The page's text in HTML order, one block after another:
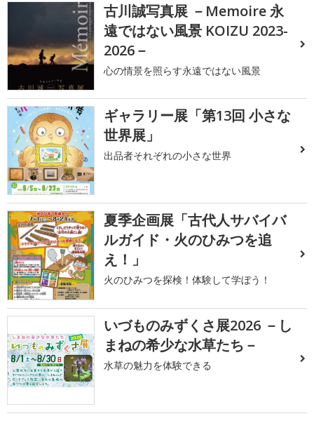
古川誠写真展 －Memoire 永
遠ではない風景 KOIZU 2023-
2026－
心の情景を照らす永遠ではない風景
ギャラリー展「第13回 小さな
世界展」
出品者それぞれの小さな世界
夏季企画展「古代人サバイバ
ルガイド・火のひみつを追
え！」
火のひみつを探検！体験して学ぼう！
いづものみずくさ展2026 －し
まねの希少な水草たち－
水草の魅力を体験できる